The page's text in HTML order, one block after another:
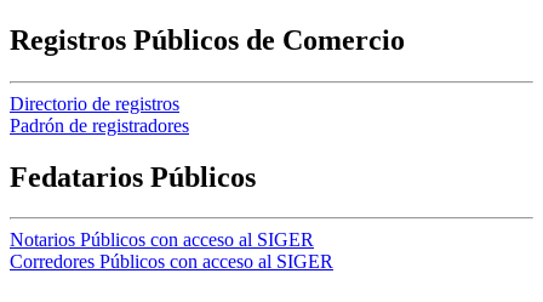
Registros Públicos de Comercio
Directorio de registros
Padrón de registradores
Fedatarios Públicos
Notarios Públicos con acceso al SIGER
Corredores Públicos con acceso al SIGER